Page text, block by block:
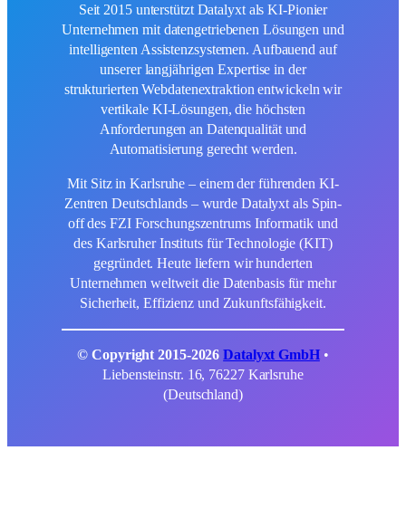
Seit 2015 unterstützt Datalyxt als KI-Pionier
Unternehmen mit datengetriebenen Lösungen und
intelligenten Assistenzsystemen. Aufbauend auf
unserer langjährigen Expertise in der
strukturierten Webdatenextraktion entwickeln wir
vertikale KI-Lösungen, die höchsten
Anforderungen an Datenqualität und
Automatisierung gerecht werden.
Mit Sitz in Karlsruhe – einem der führenden KI-
Zentren Deutschlands – wurde Datalyxt als Spin-
off des FZI Forschungszentrums Informatik und
des Karlsruher Instituts für Technologie (KIT)
gegründet. Heute liefern wir hunderten
Unternehmen weltweit die Datenbasis für mehr
Sicherheit, Effizienz und Zukunftsfähigkeit.
© Copyright 2015-2026Datalyxt GmbH•
Liebensteinstr. 16, 76227 Karlsruhe
(Deutschland)